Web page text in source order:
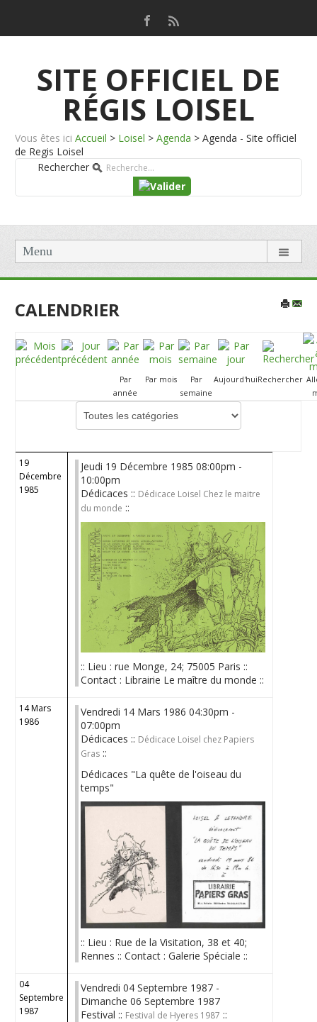
SITE OFFICIEL DE
RÉGIS LOISEL
Vous êtes ici Accueil > Loisel > Agenda > Agenda - Site officiel
de Regis Loisel
Rechercher
Menu
CALENDRIER
Par
année
Par mois
Par
semaine
Aujourd'huiRechercher
Choisissez une catégorie pour filtrer la liste
19
Décembre
1985
Jeudi 19 Décembre 1985 08:00pm -
10:00pm
Dédicaces :: Dédicace Loisel Chez le maitre
du monde ::
:: Lieu : rue Monge, 24; 75005 Paris ::
Contact : Librairie Le maître du monde ::
14 Mars
1986
Vendredi 14 Mars 1986 04:30pm -
07:00pm
Dédicaces :: Dédicace Loisel chez Papiers
Gras ::
Dédicaces "La quête de l'oiseau du
temps"
:: Lieu : Rue de la Visitation, 38 et 40;
Rennes :: Contact : Galerie Spéciale ::
04
Septembre
1987
Vendredi 04 Septembre 1987 -
Dimanche 06 Septembre 1987
Festival :: Festival de Hyeres 1987 ::